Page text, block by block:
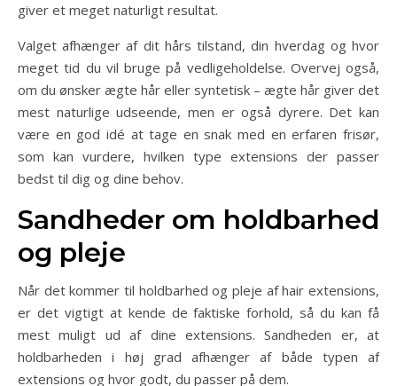
giver et meget naturligt resultat.
Valget afhænger af dit hårs tilstand, din hverdag og hvor
meget tid du vil bruge på vedligeholdelse. Overvej også,
om du ønsker ægte hår eller syntetisk – ægte hår giver det
mest naturlige udseende, men er også dyrere. Det kan
være en god idé at tage en snak med en erfaren frisør,
som kan vurdere, hvilken type extensions der passer
bedst til dig og dine behov.
Sandheder om holdbarhed
og pleje
Når det kommer til holdbarhed og pleje af hair extensions,
er det vigtigt at kende de faktiske forhold, så du kan få
mest muligt ud af dine extensions. Sandheden er, at
holdbarheden i høj grad afhænger af både typen af
extensions og hvor godt, du passer på dem.